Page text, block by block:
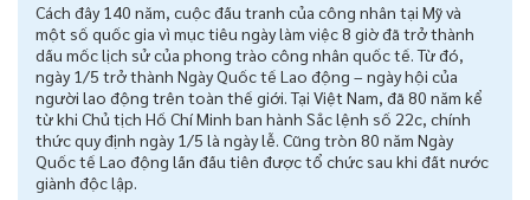
Cách đây 140 năm, cuộc đấu tranh của công nhân tại Mỹ và
một số quốc gia vì mục tiêu ngày làm việc 8 giờ đã trở thành
dấu mốc lịch sử của phong trào công nhân quốc tế. Từ đó,
ngày 1/5 trở thành Ngày Quốc tế Lao động – ngày hội của
người lao động trên toàn thế giới. Tại Việt Nam, đã 80 năm kể
từ khi Chủ tịch Hồ Chí Minh ban hành Sắc lệnh số 22c, chính
thức quy định ngày 1/5 là ngày lễ. Cũng tròn 80 năm Ngày
Quốc tế Lao động lần đầu tiên được tổ chức sau khi đất nước
giành độc lập.